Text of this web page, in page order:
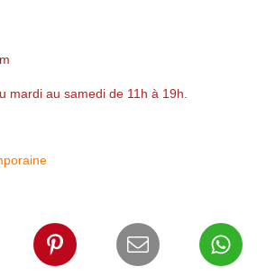
mardi au samedi de 11h à 19h.